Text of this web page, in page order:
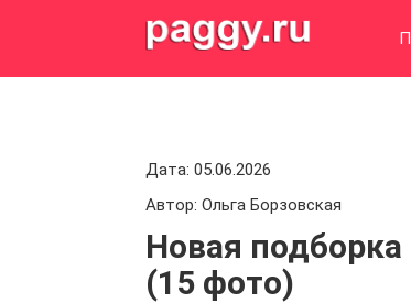
Дата: 05.06.2026
Автор: Ольга Борзовская
Новая
(15 фото)